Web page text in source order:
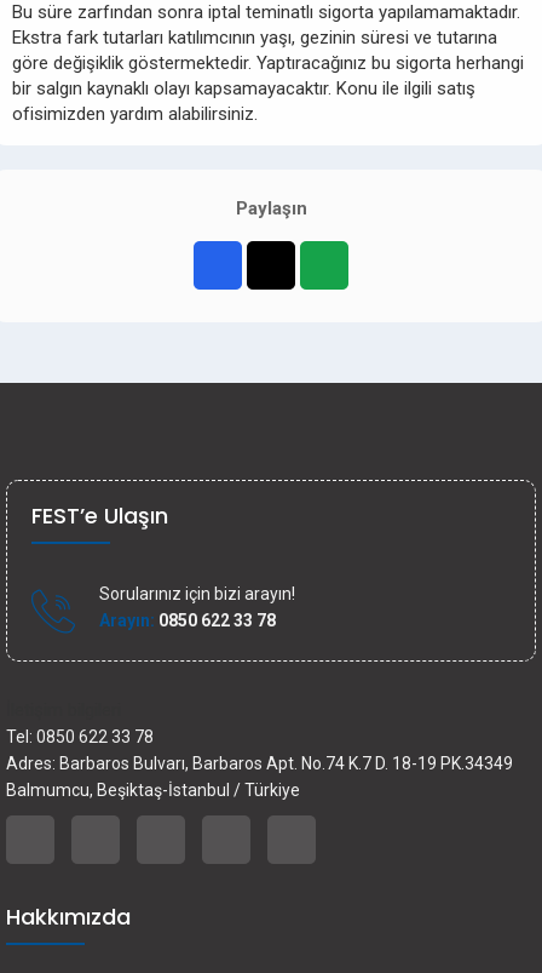
Bu süre zarfından sonra iptal teminatlı sigorta yapılamamaktadır.
Ekstra fark tutarları katılımcının yaşı, gezinin süresi ve tutarına
göre değişiklik göstermektedir. Yaptıracağınız bu sigorta herhangi
bir salgın kaynaklı olayı kapsamayacaktır. Konu ile ilgili satış
ofisimizden yardım alabilirsiniz.
Paylaşın
FEST’e Ulaşın
Sorularınız için bizi arayın!
Arayın: 0850 622 33 78
Tel: 0850 622 33 78
Adres: Barbaros Bulvarı, Barbaros Apt. No.74 K.7 D. 18-19 PK.34349
Balmumcu, Beşiktaş-İstanbul / Türkiye
Hakkımızda